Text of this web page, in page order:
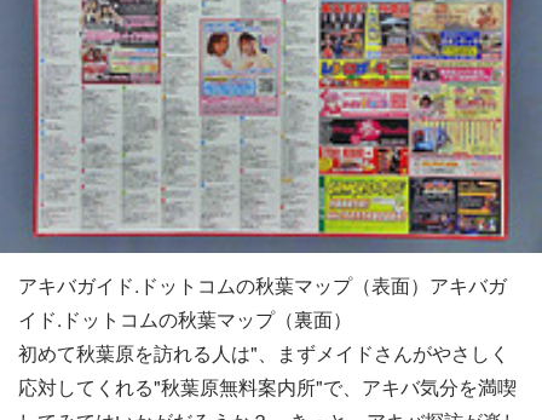
アキバガイド.ドットコムの秋葉マップ（表面）アキバガ
イド.ドットコムの秋葉マップ（裏面）
初めて秋葉原を訪れる人は"、まずメイドさんがやさしく
応対してくれる"秋葉原無料案内所"で、アキバ気分を満喫